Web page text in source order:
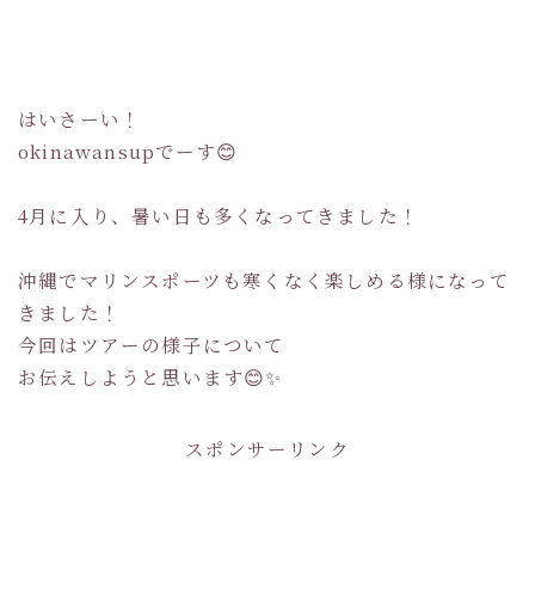
はいさーい！
okinawansupでーす😊
4月に入り、暑い日も多くなってきました！
沖縄でマリンスポーツも寒くなく楽しめる様になって
きました！
今回はツアーの様子について
お伝えしようと思います😊✨
スポンサーリンク